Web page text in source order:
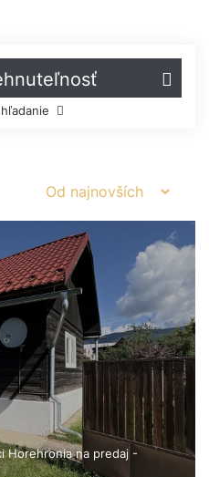
Horehronia na predaj -